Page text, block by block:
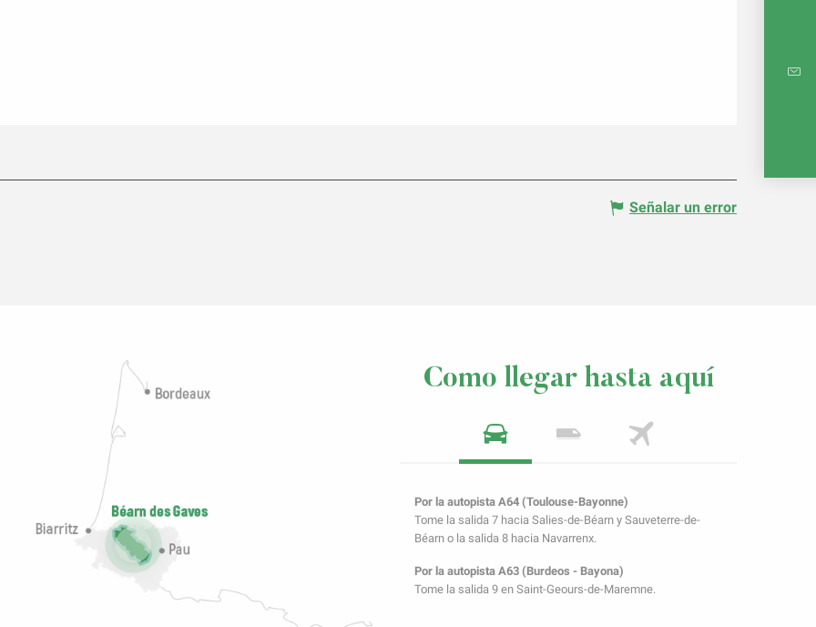
Señalar un error
Como llegar hasta aquí
Por la autopista A64 (Toulouse-Bayonne)
Tome la salida 7 hacia Salies-de-Béarn y Sauveterre-de-
Béarn o la salida 8 hacia Navarrenx.
Por la autopista A63 (Burdeos - Bayona)
Tome la salida 9 en Saint-Geours-de-Maremne.